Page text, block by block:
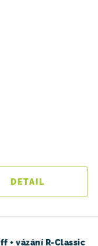
+ vázání R-Classic